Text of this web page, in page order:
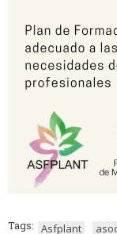
Tags: Asfplant